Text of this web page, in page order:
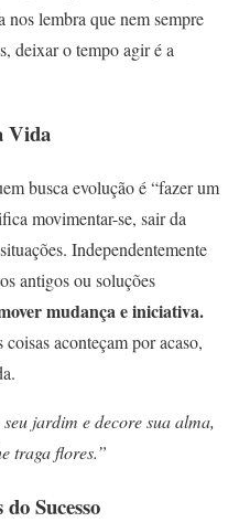
nos lembra que nem sempre
deixar o tempo agir é a
Vida
busca evolução é “fazer um
movimentar-se, sair da
Independentemente
antigos ou soluções
mudança e iniciativa.
aconteçam por acaso,
jardim e decore sua alma,
traga flores.”
do Sucesso